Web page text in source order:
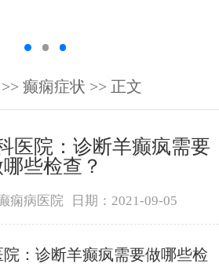
>> 癫痫症状 >> 正文
医院：诊断羊癫疯需要
些检查？
痫病医院 日期：2021-09-05
：诊断羊癫疯需要做哪些检